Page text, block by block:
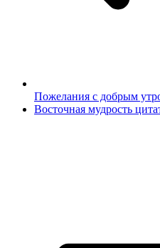
Пожелания с добрым
Восточная мудрость